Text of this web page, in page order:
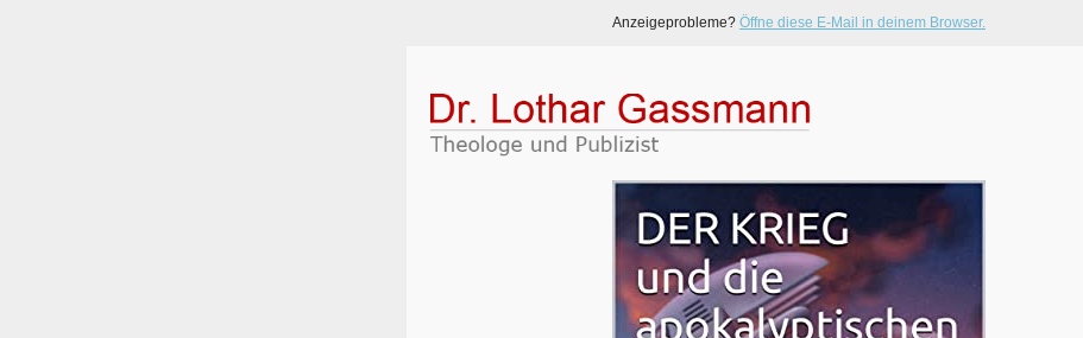
Anzeigeprobleme? Öffne diese E-Mail in deinem Browser.